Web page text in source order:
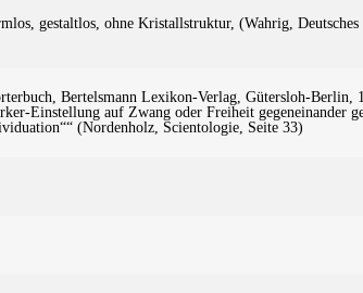
gestaltlos, ohne Kristallstruktur, (Wahrig,
Bertelsmann Lexikon-Verlag, Gütersloh-
Einstellung auf Zwang oder Freiheit gegeneinander
(Nordenholz, Scientologie, Seite 33)